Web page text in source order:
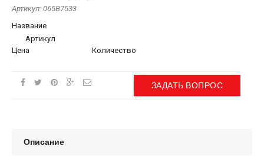
Артикул: 065B7533
Название
Артикул
Цена
Количество
ЗАДАТЬ ВОПРОС
Описание